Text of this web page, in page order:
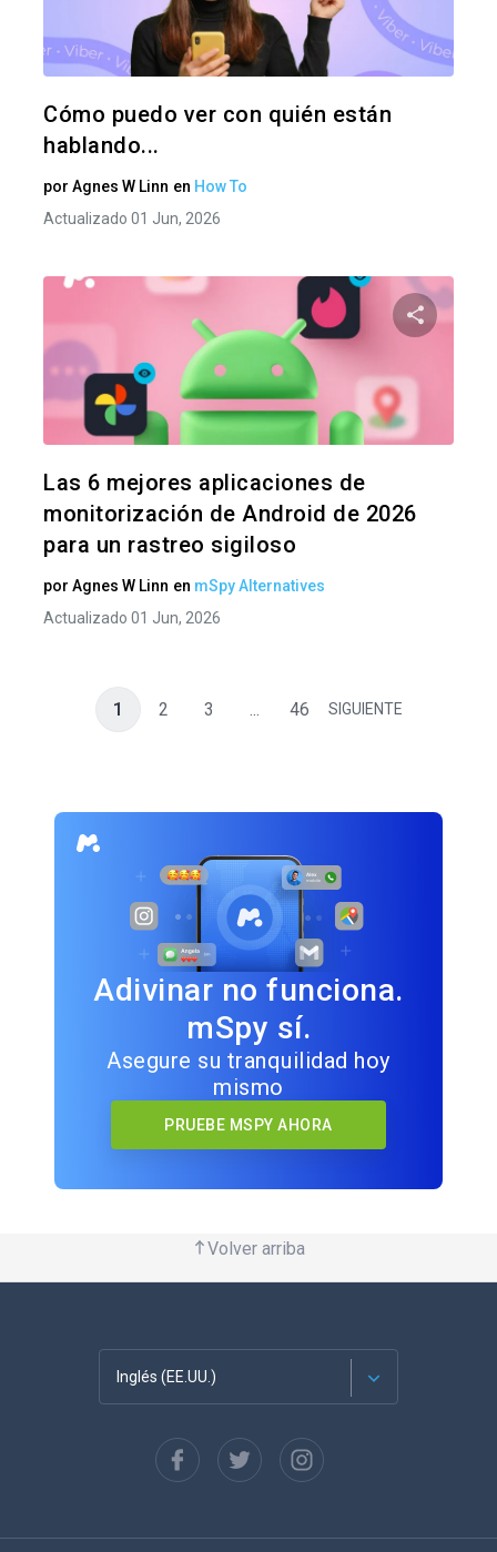
Cómo puedo ver con quién están
hablando...
por Agnes W Linn en How To
Actualizado 01 Jun, 2026
Las 6 mejores aplicaciones de
monitorización de Android de 2026
para un rastreo sigiloso
por Agnes W Linn en mSpy Alternatives
Actualizado 01 Jun, 2026
1 2 3 ... 46 SIGUIENTE
Adivinar no funciona.
mSpy sí.
Asegure su tranquilidad hoy
mismo
PRUEBE MSPY AHORA
Volver arriba
Inglés (EE.UU.)
English
Deutsch